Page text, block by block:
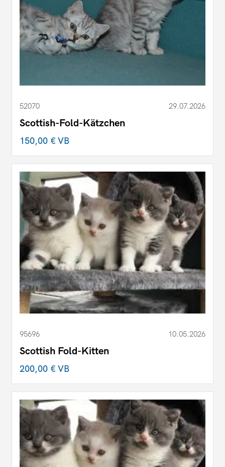
52070 29.07.2026
Scottish-Fold-Kätzchen
150,00 €VB
95696 10.05.2026
Scottish Fold-Kitten
200,00 €VB